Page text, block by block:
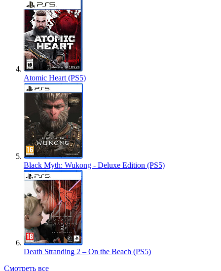
Atomic Heart (PS5)
Black Myth: Wukong - Deluxe Edition (PS5)
Death Stranding 2 – On the Beach (PS5)
Смотреть все